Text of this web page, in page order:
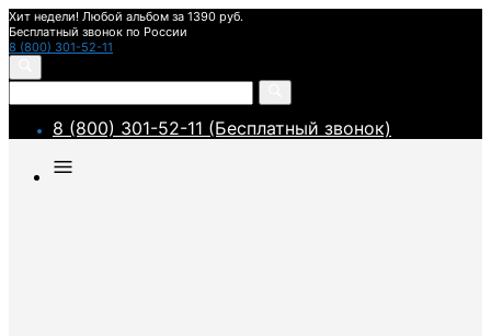
Хит недели! Любой альбом за 1390 руб.
Бесплатный звонок по России
8 (800) 301-52-11
8 (800) 301-52-11 (Бесплатный звонок)